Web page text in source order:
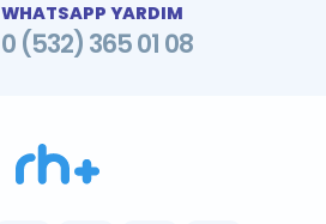
WHATSAPP YARDIM
0 (532) 365 01 08